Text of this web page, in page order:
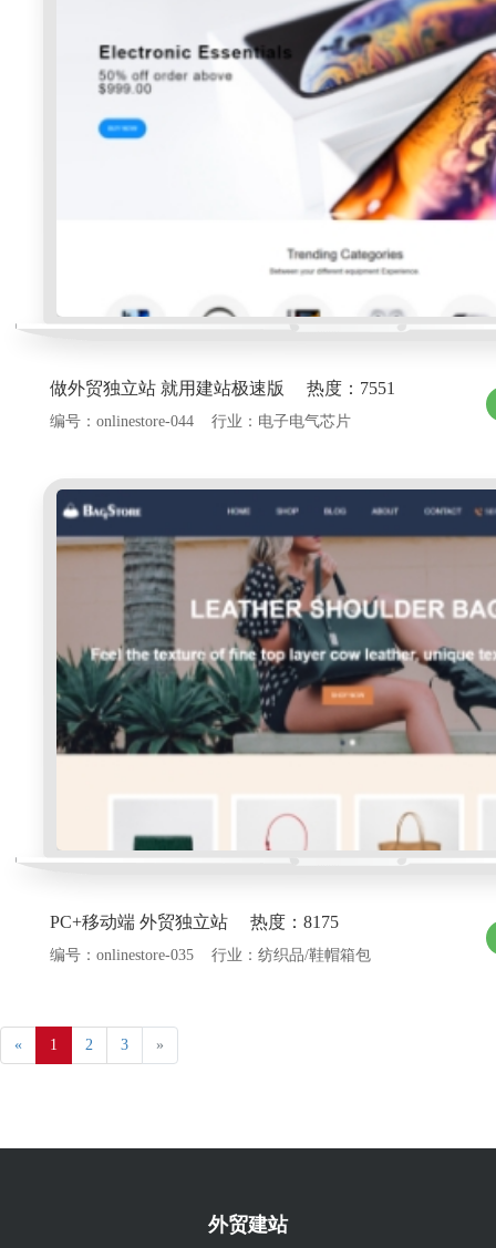
做外贸独立站 就用建站极速版 热度：7551
编号：onlinestore-044 行业：电子电气芯片
PC+移动端 外贸独立站 热度：8175
编号：onlinestore-035 行业：纺织品/鞋帽箱包
« 1 2 3 »
外贸建站